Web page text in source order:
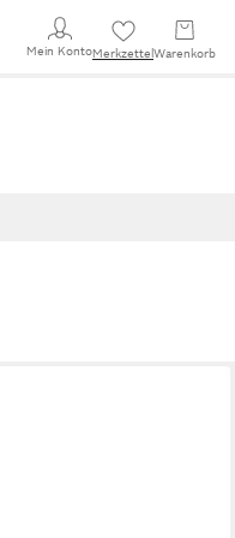
Mein KontoMerkzettel Warenkorb